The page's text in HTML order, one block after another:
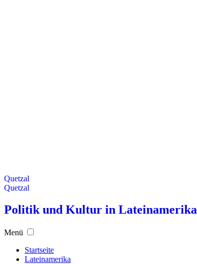
Quetzal
Quetzal
Politik und Kultur in Lateinamerika
Menü
Startseite
Lateinamerika